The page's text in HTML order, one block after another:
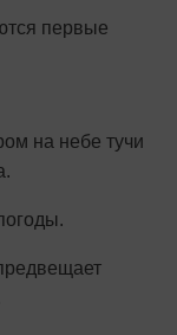
первые
на небе тучи